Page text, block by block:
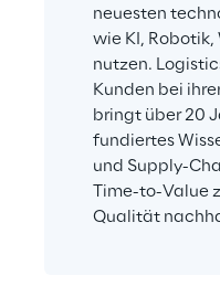
neuesten
wie KI, Robotik,
nutzen.
Kunden bei
bringt über 20
fundiertes
und Supply-
Time-to-Value
Qualität